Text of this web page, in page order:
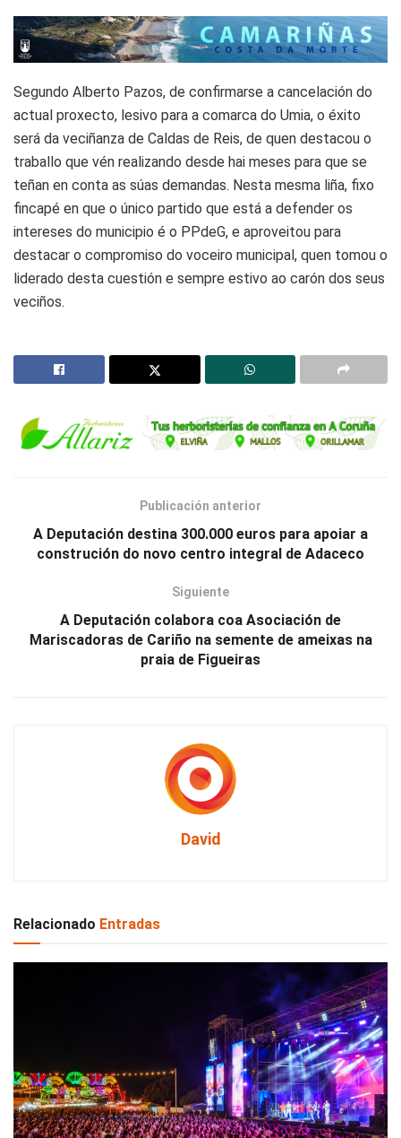
Segundo Alberto Pazos, de confirmarse a cancelación do
actual proxecto, lesivo para a comarca do Umia, o éxito
será da veciñanza de Caldas de Reis, de quen destacou o
traballo que vén realizando desde hai meses para que se
teñan en conta as súas demandas. Nesta mesma liña, fixo
fincapé en que o único partido que está a defender os
intereses do municipio é o PPdeG, e aproveitou para
destacar o compromiso do voceiro municipal, quen tomou o
liderado desta cuestión e sempre estivo ao carón dos seus
veciños.
Publicación anterior
A Deputación destina 300.000 euros para apoiar a
construción do novo centro integral de Adaceco
Siguiente
A Deputación colabora coa Asociación de
Mariscadoras de Cariño na semente de ameixas na
praia de Figueiras
David
Relacionado Entradas